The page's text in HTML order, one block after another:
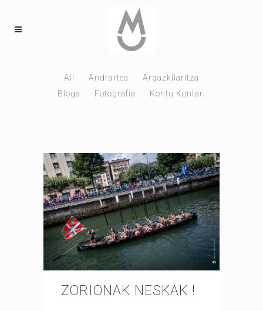
All Andrartea
Argazkilaritza
Bloga
Fotografia Kontu Kontari
ZORIONAK NESKAK !